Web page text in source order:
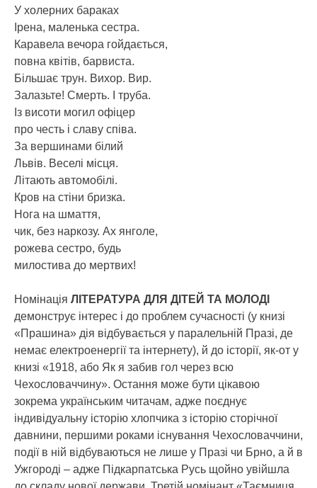
У холерних бараках
Ірена, маленька сестра.
Каравела вечора гойдається,
повна квітів, барвиста.
Більшає трун. Вихор. Вир.
Залазьте! Смерть. І труба.
Із висоти могил офіцер
про честь і славу співа.
За вершинами білий
Львів. Веселі місця.
Літають автомобілі.
Кров на стіни бризка.
Нога на шмаття,
чик, без наркозу. Ах янголе,
рожева сестро, будь
милостива до мертвих!
Номінація ЛІТЕРАТУРА ДЛЯ ДІТЕЙ ТА МОЛОДІ
демонструє інтерес і до проблем сучасності (у книзі
«Прашина» дія відбувається у паралельній Празі, де
немає електроенергії та інтернету), й до історії, як-от у
книзі «1918, або Як я забив гол через всю
Чехословаччину». Остання може бути цікавою
зокрема українським читачам, адже поєднує
індивідуальну історію хлопчика з історію сторічної
давнини, першими роками існування Чехословаччини,
події в ній відбуваються не лише у Празі чи Брно, а й в
Ужгороді – адже Підкарпатська Русь щойно увійшла